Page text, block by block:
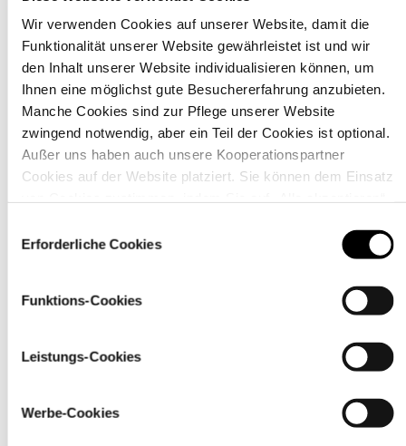
Wir verwenden Cookies auf unserer Website, damit die
Funktionalität unserer Website gewährleistet ist und wir
den Inhalt unserer Website individualisieren können, um
Ihnen eine möglichst gute Besuchererfahrung anzubieten.
Manche Cookies sind zur Pflege unserer Website
zwingend notwendig, aber ein Teil der Cookies ist optional.
Außer uns haben auch unsere Kooperationspartner
Cookies auf der Website platziert. Sie können dem Einsatz
über den Link „Cookie-Einstellungen
Erforderliche Cookies
Funktions-Cookies
Leistungs-Cookies
Werbe-Cookies
Material
Pflegehinweise